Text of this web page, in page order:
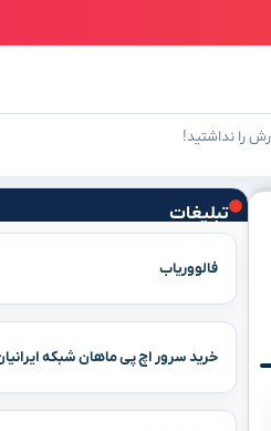
تبلیغات
فالووریاب
خرید سرور اچ پی ماهان شبکه